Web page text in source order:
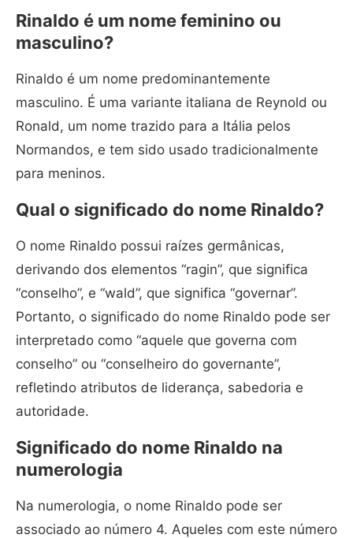
Rinaldo é um nome feminino ou
masculino?
Rinaldo é um nome predominantemente
masculino. É uma variante italiana de Reynold ou
Ronald, um nome trazido para a Itália pelos
Normandos, e tem sido usado tradicionalmente
para meninos.
Qual o significado do nome Rinaldo?
O nome Rinaldo possui raízes germânicas,
derivando dos elementos “ragin”, que significa
“conselho”, e “wald”, que significa “governar”.
Portanto, o significado do nome Rinaldo pode ser
interpretado como “aquele que governa com
conselho” ou “conselheiro do governante”,
refletindo atributos de liderança, sabedoria e
autoridade.
Significado do nome Rinaldo na
numerologia
Na numerologia, o nome Rinaldo pode ser
associado ao número 4. Aqueles com este número